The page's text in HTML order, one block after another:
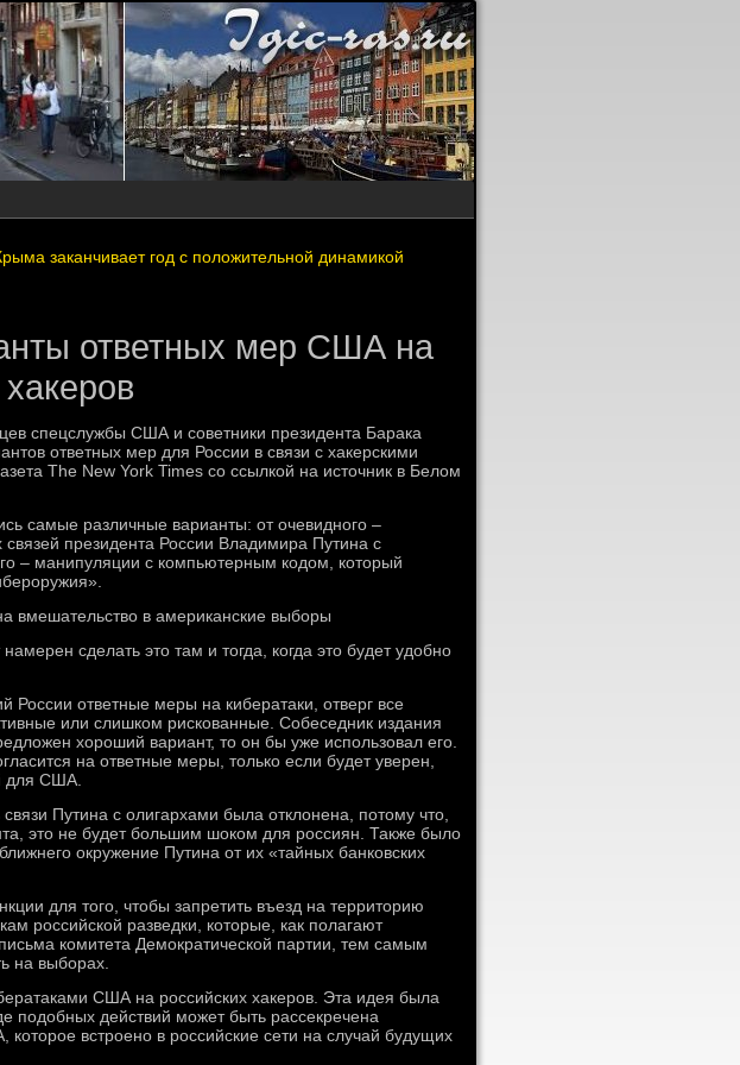
заканчивает год с положительной динамикой
ответных мер США на
спецслужбы США и советники президента Барака
ответных мер для России в связи с хакерскими
The New York Times со ссылкой на источник в Белом
самые различные варианты: от очевидного –
президента России Владимира Путина с
– манипуляции с компьютерным кодом, который
вмешательство в американские выборы
сделать это там и тогда, когда это будет удобно
ответные меры на кибератаки, отверг все
или слишком рискованные. Собеседник издания
хороший вариант, то он бы уже использовал его.
на ответные меры, только если будет уверен,
для США.
Путина с олигархами была отклонена, потому что,
это не будет большим шоком для россиян. Также было
окружение Путина от их «тайных банковских
для того, чтобы запретить въезд на территорию
российской разведки, которые, как полагают
комитета Демократической партии, тем самым
на выборах.
США на российских хакеров. Эта идея была
подобных действий может быть рассекречена
встроено в российские сети на случай будущих